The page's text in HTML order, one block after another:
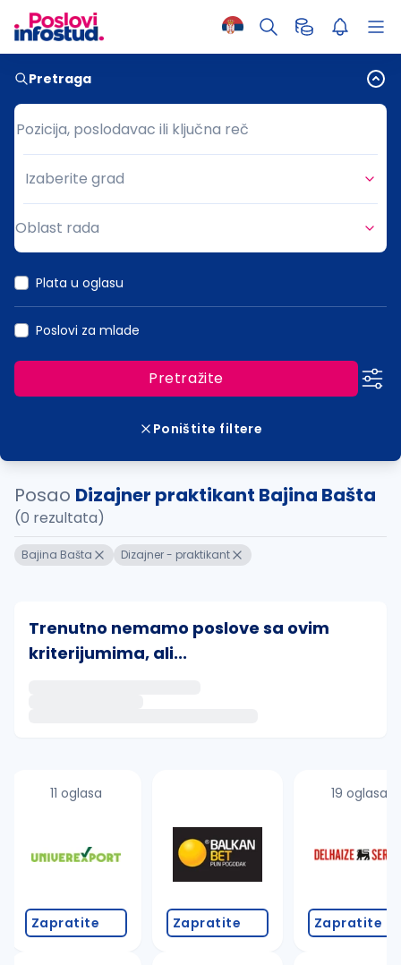
Pretraga
Pozicija, poslodavac ili ključna reč
Pozicija, poslodavac ili ključna reč
Grad
Izaberite grad
Oblast rada
Plata u oglasu
Poslovi za mlade
Pretražite
Poništite filtere
Posao Dizajner praktikant Bajina Bašta
(0 rezultata)
Bajina Bašta Dizajner - praktikant
Trenutno nemamo poslove sa ovim
kriterijumima, ali...
Takođe možete da:
proverite pravopisne greške (koristite č, ć, š, đ,
promenite odabrane filtere pretrage
11 oglasa
Zapratite Zapratite
19 oglasa
Zapratite